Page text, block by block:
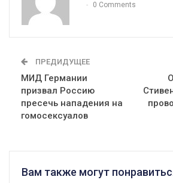
0 Comments
ПРЕДИДУЩЕЕ
МИД Германии
призвал Россию
пресечь нападения на
гомосексуалов
Вам также могут